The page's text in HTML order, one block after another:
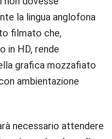
la lingua anglofona
filmato che,
in HD, rende
grafica mozzafiato
ambientazione
necessario attendere